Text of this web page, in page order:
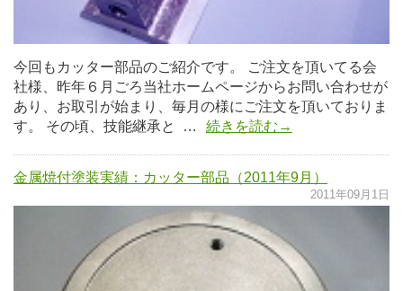
今回もカッター部品のご紹介です。 ご注文を頂いてる会
社様、昨年６月ごろ当社ホームページからお問い合わせが
あり、お取引が始まり、毎月の様にご注文を頂いておりま
す。 その頃、技能継承と …
続きを読む→
金属焼付塗装実績：カッター部品（2011年9月）
2011年09月1日